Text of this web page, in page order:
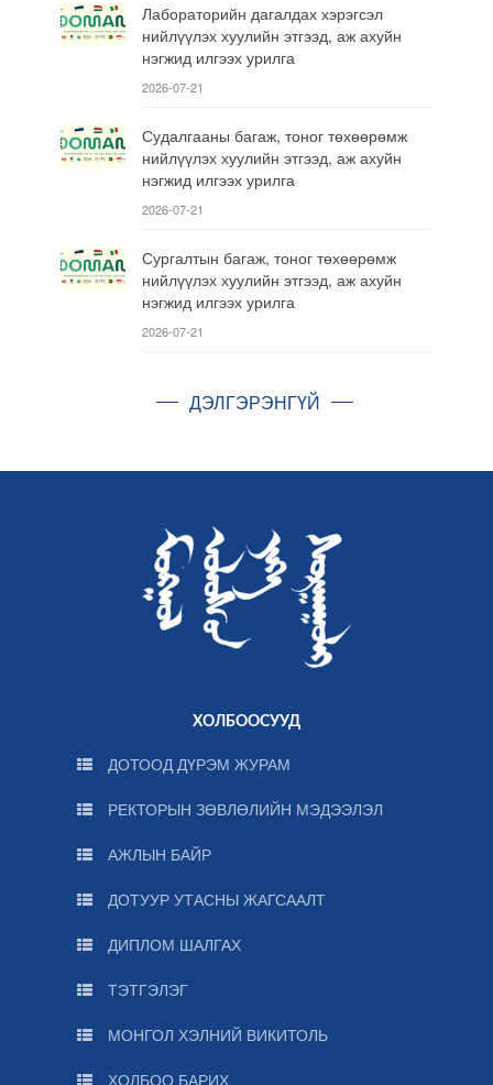
Лабораторийн дагалдах хэрэгсэл
нийлүүлэх хуулийн этгээд, аж ахуйн
нэгжид илгээх урилга
2026-07-21
Судалгааны багаж, тоног төхөөрөмж
нийлүүлэх хуулийн этгээд, аж ахуйн
нэгжид илгээх урилга
2026-07-21
Сургалтын багаж, тоног төхөөрөмж
нийлүүлэх хуулийн этгээд, аж ахуйн
нэгжид илгээх урилга
2026-07-21
ДЭЛГЭРЭНГҮЙ
ХОЛБООСУУД
ДОТООД ДҮРЭМ ЖУРАМ
РЕКТОРЫН ЗӨВЛӨЛИЙН МЭДЭЭЛЭЛ
АЖЛЫН БАЙР
ДОТУУР УТАСНЫ ЖАГСААЛТ
ДИПЛОМ ШАЛГАХ
ТЭТГЭЛЭГ
МОНГОЛ ХЭЛНИЙ ВИКИТОЛЬ
ХОЛБОО БАРИХ